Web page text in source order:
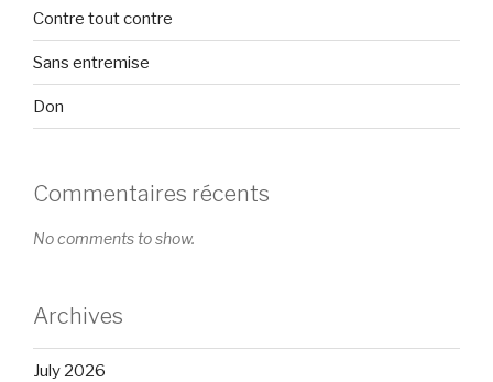
Contre tout contre
Sans entremise
Don
Commentaires récents
No comments to show.
Archives
July 2026